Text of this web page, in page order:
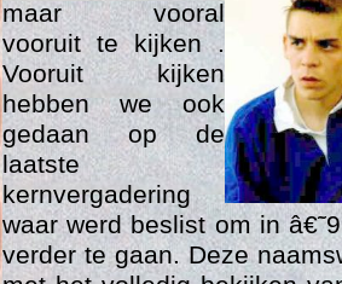
maar vooral
vooruit te kijken .
Vooruit kijken
hebben we ook
gedaan op de
laatste
kernvergadering
waar werd beslist om in
verder te gaan. Deze